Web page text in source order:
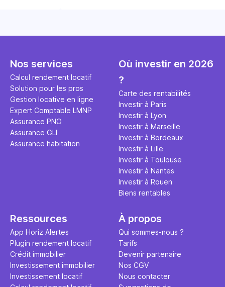
Nos services
Calcul rendement locatif
Solution pour les pros
Gestion locative en ligne
Expert Comptable LMNP
Assurance PNO
Assurance GLI
Assurance habitation
Où investir en 2026
?
Carte des rentabilités
Investir à Paris
Investir à Lyon
Investir à Marseille
Investir à Bordeaux
Investir à Lille
Investir à Toulouse
Investir à Nantes
Investir à Rouen
Biens rentables
Ressources
App Horiz Alertes
Plugin rendement locatif
Crédit immobilier
Investissement immobilier
Investissement locatif
À propos
Qui sommes-nous ?
Tarifs
Devenir partenaire
Nos CGV
Nous contacter